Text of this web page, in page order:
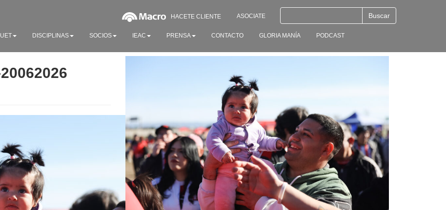
HACETE CLIENTE ASOCIATE
DISCIPLINAS SOCIOS IEAC PRENSA CONTACTO GLORIA MANÍA PODCAST